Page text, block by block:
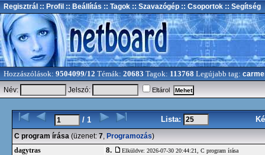
Regisztrál :: Profil :: Beállítás :: Tagok :: Szavazógép :: Csoportok :: Segítség
Hozzászólások: 9504099/12 Témák: 20683 Tagok: 113768 Legújabb tag:
Név:
Jelszó: Eltárol
/ 1 Lista:
C program írása (üzenet: 7, Programozás)
dagytras 8. Elküldve: 2026-07-30 20:44:21, C program írása